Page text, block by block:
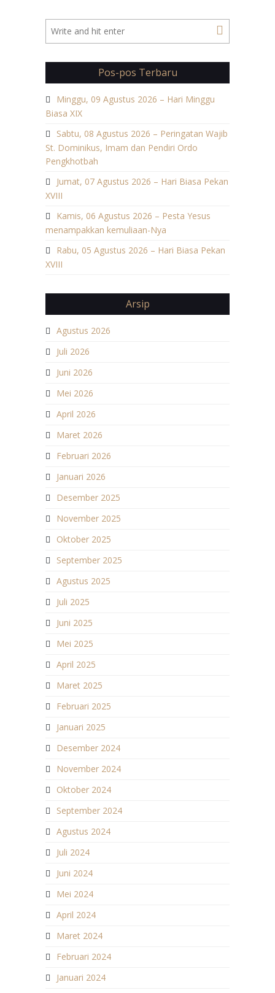
Pos-pos Terbaru
Minggu, 09 Agustus 2026 – Hari Minggu
Biasa XIX
Sabtu, 08 Agustus 2026 – Peringatan Wajib
St. Dominikus, Imam dan Pendiri Ordo
Pengkhotbah
Jumat, 07 Agustus 2026 – Hari Biasa Pekan
XVIII
Kamis, 06 Agustus 2026 – Pesta Yesus
menampakkan kemuliaan-Nya
Rabu, 05 Agustus 2026 – Hari Biasa Pekan
XVIII
Arsip
Agustus 2026
Juli 2026
Juni 2026
Mei 2026
April 2026
Maret 2026
Februari 2026
Januari 2026
Desember 2025
November 2025
Oktober 2025
September 2025
Agustus 2025
Juli 2025
Juni 2025
Mei 2025
April 2025
Maret 2025
Februari 2025
Januari 2025
Desember 2024
November 2024
Oktober 2024
September 2024
Agustus 2024
Juli 2024
Juni 2024
Mei 2024
April 2024
Maret 2024
Februari 2024
Januari 2024